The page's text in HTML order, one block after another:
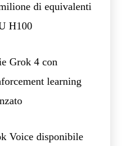
di equivalenti
H100
Grok 4 con
learning
Voice disponibile